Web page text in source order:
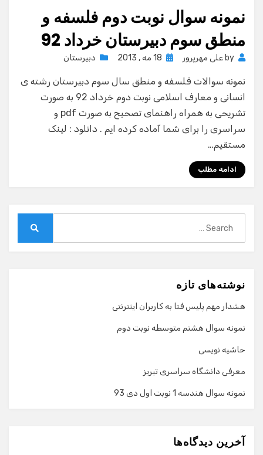
نمونه سوال نوبت دوم فلسفه و
منطق سوم دبیرستان خرداد 92
by علی مهرپرور
Posted
18 مه , 2013 دبیرستان
نمونه سوالات فلسفه و منطق سال سوم دبیرستان رشته ی
انسانی و معارف اسلامی نوبت دوم خرداد 92 به صورت
تشریحی به همراه راهنمای تصحیح به صورت pdf و
سراسری را برای شما آماده کرده ایم . دانلود : لینک
مستقیم…
ادامه مطلب
نوشته‌های تازه
هشدار مهم پلیس فتا به کاربران اینترنتی
نمونه سوال هشتم متوسطه نوبت دوم
حاشیه نویسی
معرفی دانشگاه سراسری تبریز
نمونه سوال هندسه 1 نوبت اول دی 93
آخرین دیدگاه‌ها
گفت‌وگو با دستیار هوشمند
سلام! برای شروع گفت‌وگو لطفاً شماره تماس یا ایمیل خود را